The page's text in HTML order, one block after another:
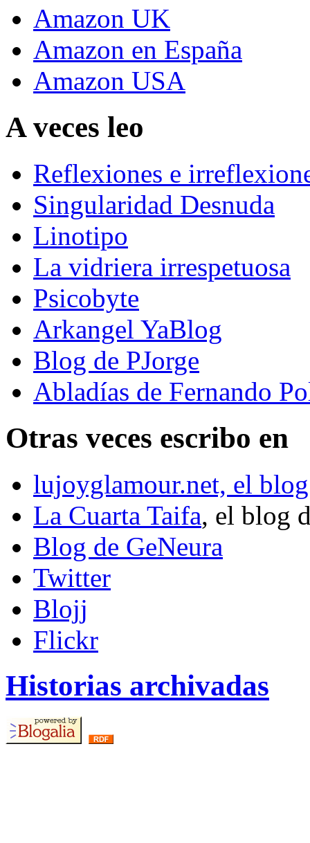
Amazon UK
Amazon en España
Amazon USA
A veces leo
Reflexiones e
Singularidad Desnuda
Linotipo
La vidriera irrespetuosa
Psicobyte
Arkangel YaBlog
Blog de PJorge
Abladías de Fernando
Otras veces escribo en
lujoyglamour.net, el
La Cuarta Taifa, el blog
Blog de GeNeura
Twitter
Blojj
Flickr
Historias archivadas